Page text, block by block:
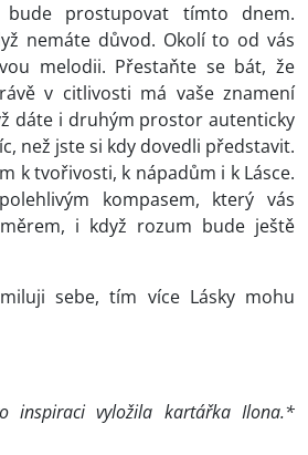
bude prostupovat tímto dnem.
nemáte důvod. Okolí to od vás
melodii. Přestaňte se bát, že
v citlivosti má vaše znamení
dáte i druhým prostor autenticky
než jste si kdy dovedli představit.
k tvořivosti, k nápadům i k Lásce.
kompasem, který vás
i když rozum bude ještě
sebe, tím více Lásky mohu
inspiraci vyložila kartářka Ilona.*